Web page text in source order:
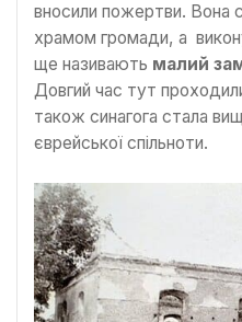
вносили пожертви. Вона
храмом громади, а
ще називають малий
Довгий час тут проходили
також синагога стала
єврейської спільноти.